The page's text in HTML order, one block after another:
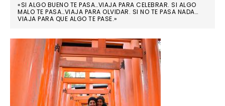
«SI ALGO BUENO TE PASA…VIAJA PARA CELEBRAR. SI ALGO
MALO TE PASA…VIAJA PARA OLVIDAR. SI NO TE PASA NADA…
VIAJA PARA QUE ALGO TE PASE.»